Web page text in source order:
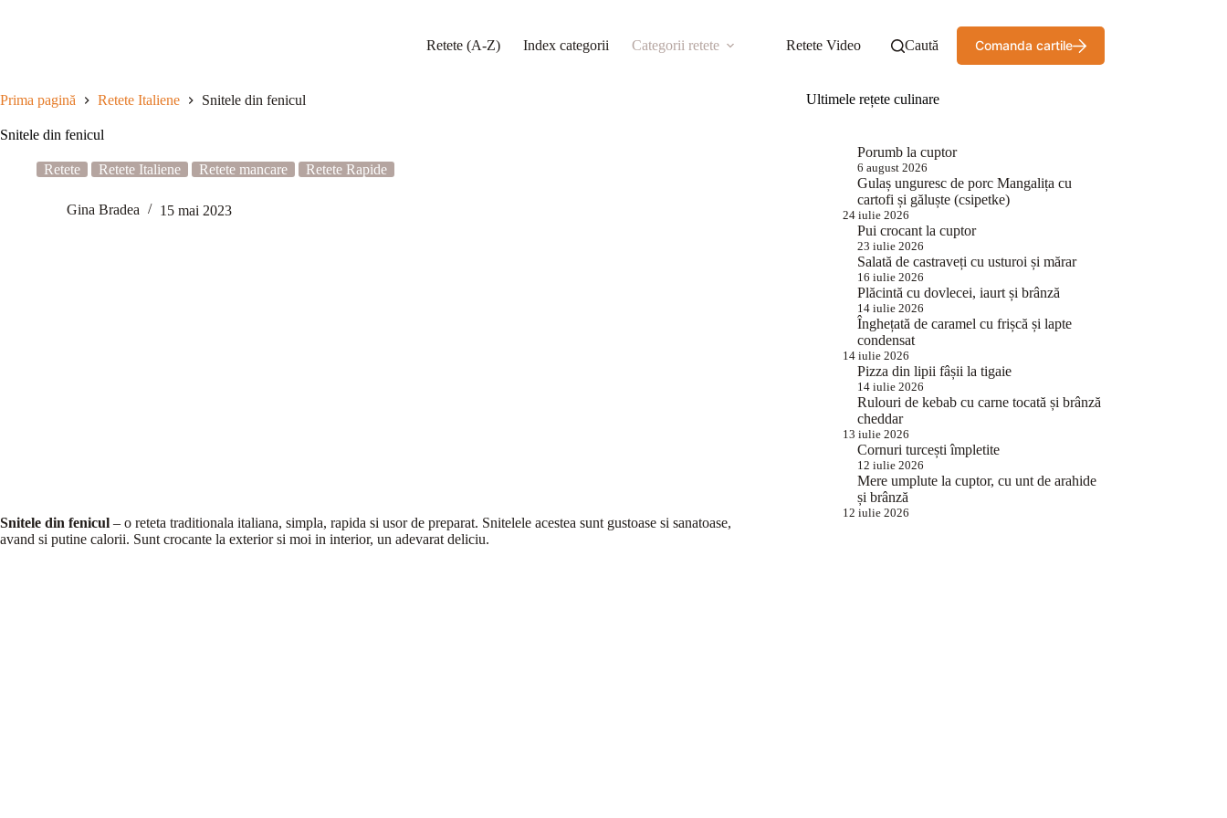
Retete (A-Z) Index categorii Categorii retete Retete Video Caută Comanda cartile
Prima pagină Retete Italiene Snitele din fenicul
Snitele din fenicul
Retete Retete Italiene Retete mancare Retete Rapide
Gina Bradea 15 mai 2023
Snitele din fenicul – o reteta traditionala italiana, simpla, rapida si usor de preparat. Snitelele acestea sunt gustoase si sanatoase,
avand si putine calorii. Sunt crocante la exterior si moi in interior, un adevarat deliciu.
Ultimele rețete culinare
Porumb la cuptor
6 august 2026
Gulaș unguresc de porc Mangalița cu
cartofi și găluște (csipetke)
24 iulie 2026
Pui crocant la cuptor
23 iulie 2026
Salată de castraveți cu usturoi și mărar
16 iulie 2026
Plăcintă cu dovlecei, iaurt și brânză
14 iulie 2026
Înghețată de caramel cu frișcă și lapte
condensat
14 iulie 2026
Pizza din lipii fâșii la tigaie
14 iulie 2026
Rulouri de kebab cu carne tocată și brânză
cheddar
13 iulie 2026
Cornuri turcești împletite
12 iulie 2026
Mere umplute la cuptor, cu unt de arahide
și brânză
12 iulie 2026